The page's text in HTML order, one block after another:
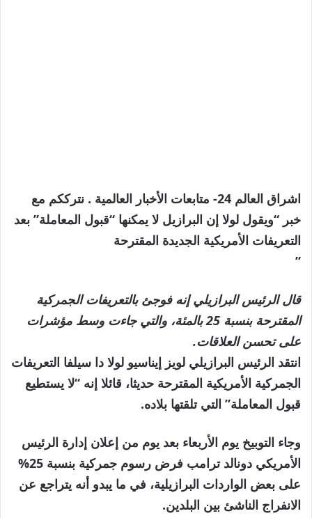
اشراق العالم 24- متابعات الأخبار العالمية . نترككم مع
خبر “ويقول لولا إن البرازيل لا يمكنها “قبول المعاملة” بعد
التعريفات الأمريكية الجديدة المقترحة
”
قال الرئيس البرازيلي إنه فوجئ بالتعريفات الجمركية
المقترحة بنسبة 25 بالمئة، والتي جاءت وسط مؤشرات
على تحسن العلاقات.
انتقد الرئيس البرازيلي لويز إيناسيو لولا دا سيلفا التعريفات
الجمركية الأمريكية المقترحة حديثا، قائلا إنه “لا يستطيع
قبول المعاملة” التي تلقتها بلاده.
وجاء التوبيخ يوم الأربعاء بعد يوم من إعلان إدارة الرئيس
الأمريكي دونالد ترامب فرض رسوم جمركية بنسبة 25%
على بعض الواردات البرازيلية، في ما يبدو أنه يتراجع عن
الانفراج الناشئ بين البلدين.